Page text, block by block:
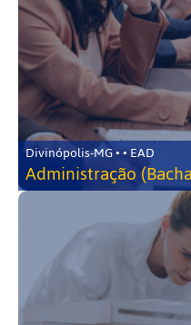
Divinópolis-MG • • EAD
Administração